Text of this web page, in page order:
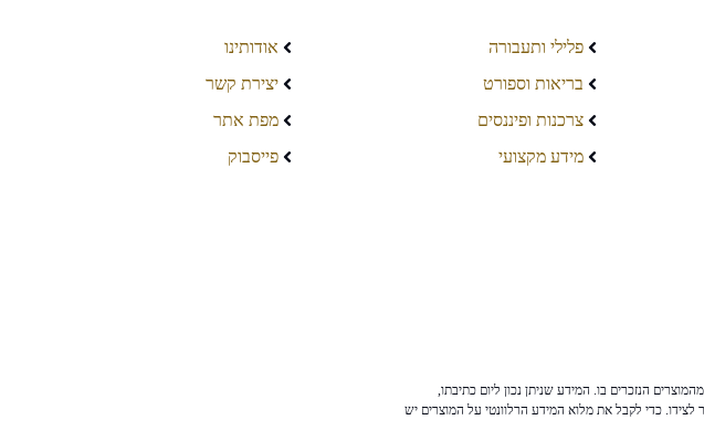
פלילי ותעבורה
בריאות וספורט
צרכנות ופיננסים
מידע מקצועי
אודותינו
יצירת קשר
מפת אתר
פייסבוק
הנזכרים בו. המידע שניתן נכון ליום כתיבתו,
כדי לקבל את מלוא המידע הרלוונטי על המוצרים יש